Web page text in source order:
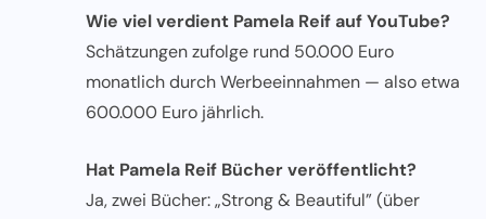
Wie viel verdient Pamela Reif auf YouTube?
Schätzungen zufolge rund 50.000 Euro
monatlich durch Werbeeinnahmen — also etwa
600.000 Euro jährlich.
Hat Pamela Reif Bücher veröffentlicht?
Ja, zwei Bücher: „Strong & Beautiful” (über